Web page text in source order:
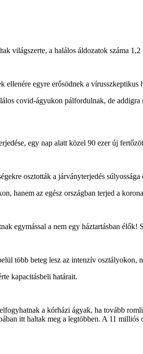
világszerte, a halálos áldozatok száma
ellenére egyre erősödnek a
covid-ágyukon pálfordulnak, de
egy nap alatt közel 90 ezer új
osztották a járványterjedés
hanem az egész országban terjed a
egymással a nem egy háztartásban élők!
több beteg lesz az intenzív osztályokon,
kapacitásbeli határait.
a kórházi ágyak, ha tovább
itt haltak meg a legtöbben. A 11